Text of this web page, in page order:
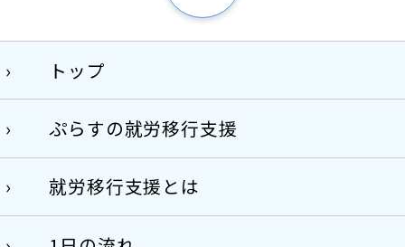
トップ
ぷらすの就労移行支援
就労移行支援とは